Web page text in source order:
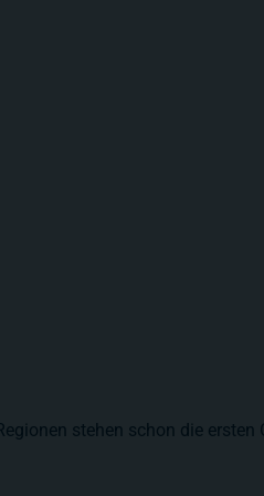
stehen schon die ersten